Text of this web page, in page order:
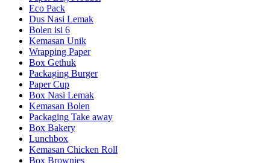
Eco Pack
Dus Nasi Lemak
Bolen isi 6
Kemasan Unik
Wrapping Paper
Box Gethuk
Packaging Burger
Paper Cup
Box Nasi Lemak
Kemasan Bolen
Packaging Take away
Box Bakery
Lunchbox
Kemasan Chicken Roll
Box Brownies